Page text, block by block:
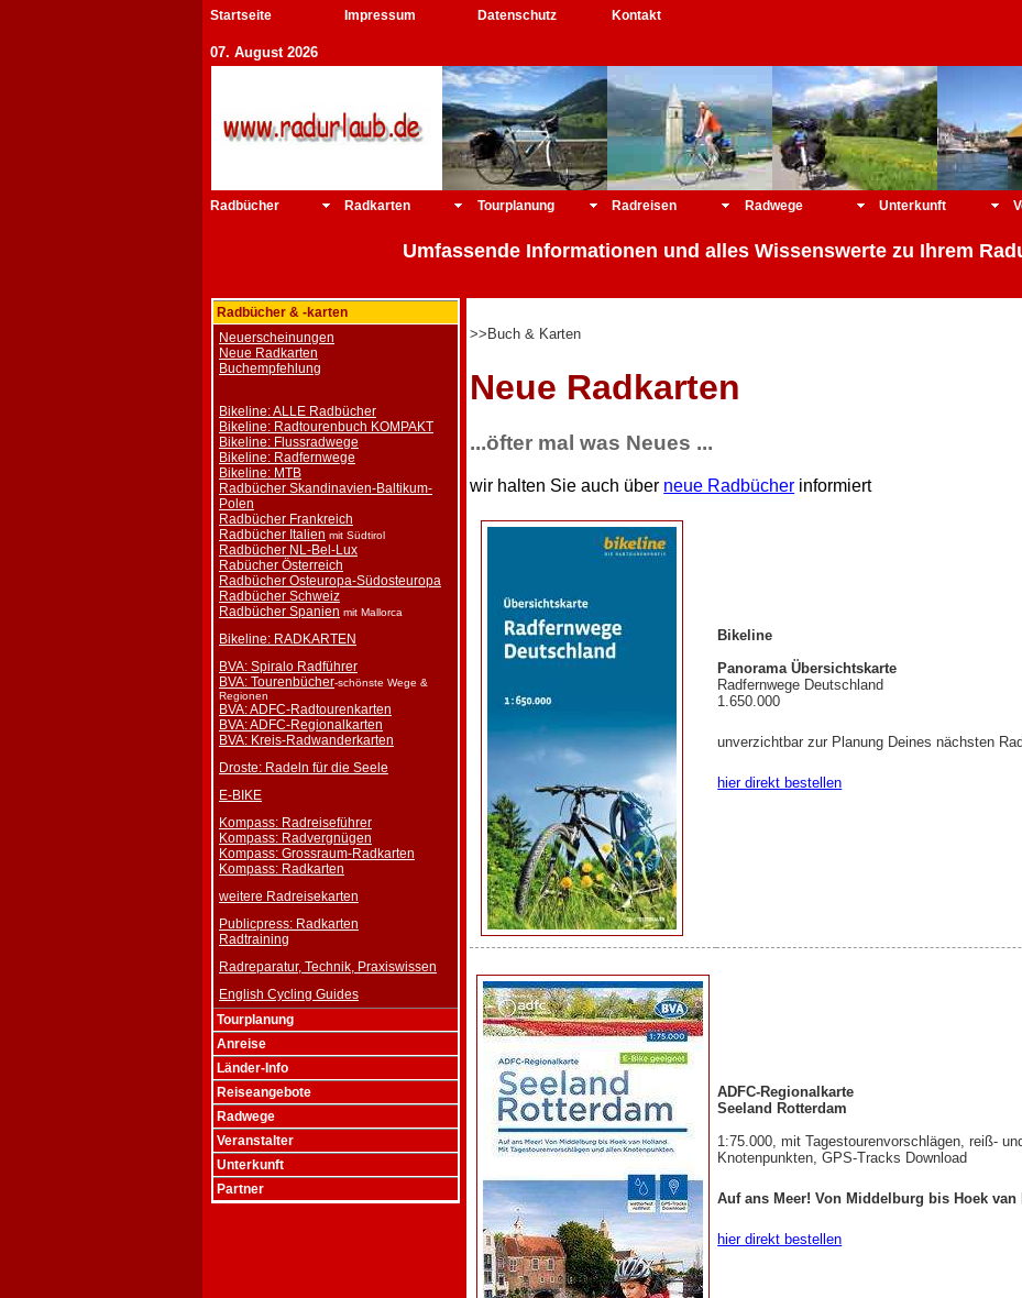
Startseite Impressum Datenschutz Kontakt
07. August 2026
Radbücher Radkarten Tourplanung Radreisen Radwege Unterkunft
Umfassende Informationen und alles Wissenswerte zu Ihrem
Radbücher & -karten
Neuerscheinungen
Neue Radkarten
Buchempfehlung
Bikeline: ALLE Radbücher
Bikeline: Radtourenbuch KOMPAKT
Bikeline: Flussradwege
Bikeline: Radfernwege
Bikeline: MTB
Radbücher Skandinavien-Baltikum-
Polen
Radbücher Frankreich
Radbücher Italien mit Südtirol
Radbücher NL-Bel-Lux
Rabücher Österreich
Radbücher Osteuropa-Südosteuropa
Radbücher Schweiz
Radbücher Spanien mit Mallorca
Bikeline: RADKARTEN
BVA: Spiralo Radführer
BVA: Tourenbücher-schönste Wege &
Regionen
BVA: ADFC-Radtourenkarten
BVA: ADFC-Regionalkarten
BVA: Kreis-Radwanderkarten
Droste: Radeln für die Seele
E-BIKE
Kompass: Radreiseführer
Kompass: Radvergnügen
Kompass: Grossraum-Radkarten
Kompass: Radkarten
weitere Radreisekarten
Publicpress: Radkarten
Radtraining
Radreparatur, Technik, Praxiswissen
English Cycling Guides
Tourplanung
Anreise
Länder-Info
Reiseangebote
Radwege
Veranstalter
Unterkunft
Partner
>>Buch & Karten
Neue Radkarten
...öfter mal was Neues ...
wir halten Sie auch über neue Radbücher informiert
Bikeline
Panorama Übersichtskarte
Radfernwege Deutschland
1.650.000
unverzichtbar zur Planung Deines nächsten
hier direkt bestellen
ADFC-Regionalkarte
Seeland Rotterdam
1:75.000, mit Tagestourenvorschlägen, reiß-
Knotenpunkten, GPS-Tracks Download
Auf ans Meer! Von Middelburg bis Hoek van
hier direkt bestellen